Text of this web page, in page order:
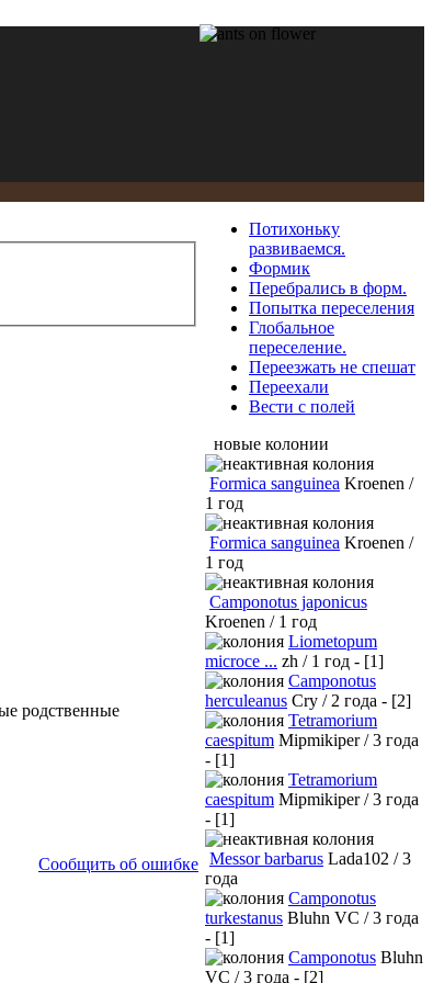
родственные
Сообщить об ошибке
Потихоньку
развиваемся.
Формик
Перебрались в форм.
Попытка переселения
Глобальное
переселение.
Переезжать не спешат
Переехали
Вести с полей
новые колонии
Formica sanguinea Kroenen /
1 год
Formica sanguinea Kroenen /
1 год
Camponotus japonicus
Kroenen / 1 год
Liometopum
microce ... zh / 1 год - [1]
Camponotus
herculeanus Cry / 2 года - [2]
Tetramorium
caespitum Mipmikiper / 3 года
- [1]
Tetramorium
caespitum Mipmikiper / 3 года
- [1]
Messor barbarus Lada102 / 3
года
Camponotus
turkestanus Bluhn VC / 3 года
- [1]
Camponotus Bluhn
VC / 3 года - [2]